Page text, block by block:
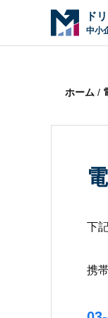
ド
中小
ホーム /
下
携